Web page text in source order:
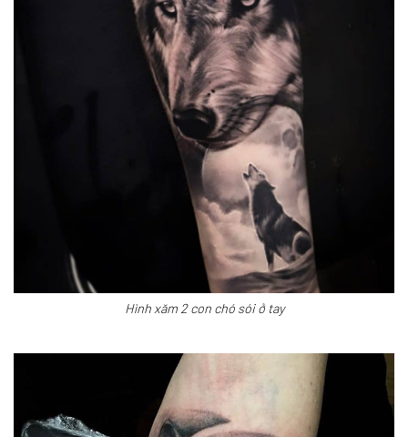
Hình xăm 2 con chó sói ở tay